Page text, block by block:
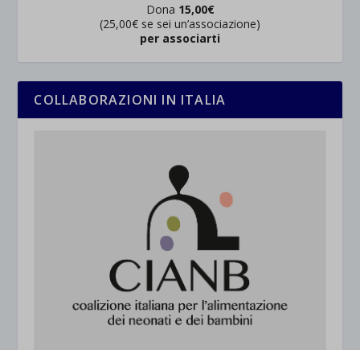
Dona 15,00€
(25,00€ se sei un’associazione)
per associarti
COLLABORAZIONI IN ITALIA